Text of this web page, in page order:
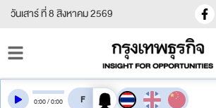
วันเสาร์ ที่ 8 สิงหาคม 2569
0:00/0:00 สลับเสียงอ่าน